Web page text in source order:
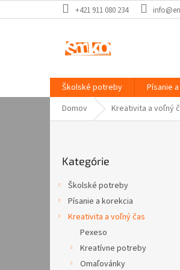
na
+421 911 080 234
Školské potreby Písanie
Domov
Kreativita a voľný
kategórie
Kategórie
Školské potreby
Písanie a korekcia
Kreativita a voľný čas
Pexeso
Kreatívne potreby
Omaľovánky